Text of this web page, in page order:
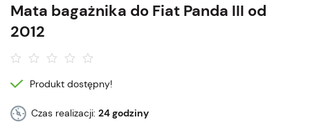
Mata bagażnika do Fiat Panda III od
2012
Produkt dostępny!
Czas realizacji: 24 godziny